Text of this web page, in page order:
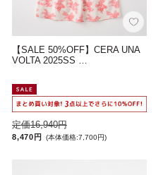
【SALE 50%OFF】CERA UNA
VOLTA 2025SS …
定価16,940円
8,470円 (本体価格:7,700円)